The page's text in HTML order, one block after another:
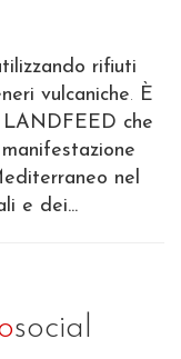
rifiuti
vulcaniche. È
che
manifestazione
nel
e dei...
social